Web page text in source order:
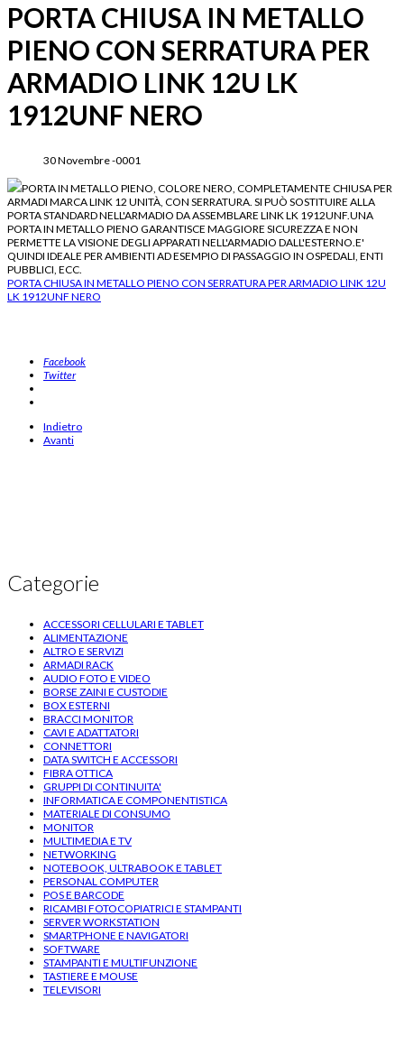
PORTA CHIUSA IN METALLO
PIENO CON SERRATURA PER
ARMADIO LINK 12U LK
1912UNF NERO
30 Novembre -0001
PORTA IN METALLO PIENO, COLORE NERO, COMPLETAMENTE CHIUSA PER
ARMADI MARCA LINK 12 UNITÀ, CON SERRATURA. SI PUÒ SOSTITUIRE ALLA
PORTA STANDARD NELL'ARMADIO DA ASSEMBLARE LINK LK 1912UNF.UNA
PORTA IN METALLO PIENO GARANTISCE MAGGIORE SICUREZZA E NON
PERMETTE LA VISIONE DEGLI APPARATI NELL'ARMADIO DALL'ESTERNO.E'
QUINDI IDEALE PER AMBIENTI AD ESEMPIO DI PASSAGGIO IN OSPEDALI, ENTI
PUBBLICI, ECC.
PORTA CHIUSA IN METALLO PIENO CON SERRATURA PER ARMADIO LINK 12U
LK 1912UNF NERO
Facebook
Twitter
Indietro
Avanti
Categorie
ACCESSORI CELLULARI E TABLET
ALIMENTAZIONE
ALTRO E SERVIZI
ARMADI RACK
AUDIO FOTO E VIDEO
BORSE ZAINI E CUSTODIE
BOX ESTERNI
BRACCI MONITOR
CAVI E ADATTATORI
CONNETTORI
DATA SWITCH E ACCESSORI
FIBRA OTTICA
GRUPPI DI CONTINUITA'
INFORMATICA E COMPONENTISTICA
MATERIALE DI CONSUMO
MONITOR
MULTIMEDIA E TV
NETWORKING
NOTEBOOK, ULTRABOOK E TABLET
PERSONAL COMPUTER
POS E BARCODE
RICAMBI FOTOCOPIATRICI E STAMPANTI
SERVER WORKSTATION
SMARTPHONE E NAVIGATORI
SOFTWARE
STAMPANTI E MULTIFUNZIONE
TASTIERE E MOUSE
TELEVISORI